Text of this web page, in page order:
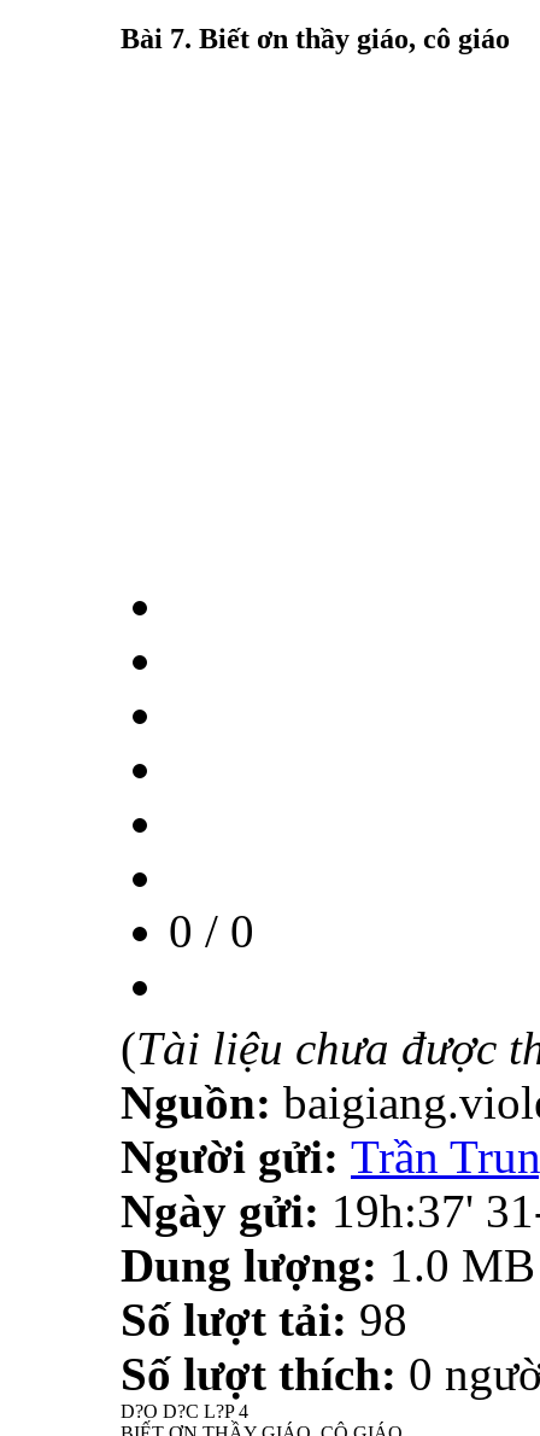
Bài 7. Biết ơn thầy giáo, cô giáo
0 / 0
(Tài liệu chưa được
Nguồn:
Người gửi: Trần
Ngày gửi: 19h:37'
Dung lượng: 1.0 MB
Số lượt tải: 98
Số lượt thích: 0
D?O D?C L?P 4